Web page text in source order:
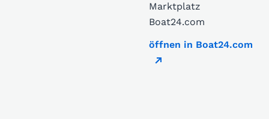
Marktplatz
Boat24.com
öffnen in Boat24.com